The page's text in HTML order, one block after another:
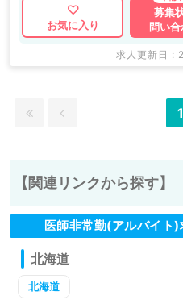
お気に入り
募集
問い
求人更新日 :
1
【関連リンクから探す】
医師非常勤(アルバイト
北海道
北海道